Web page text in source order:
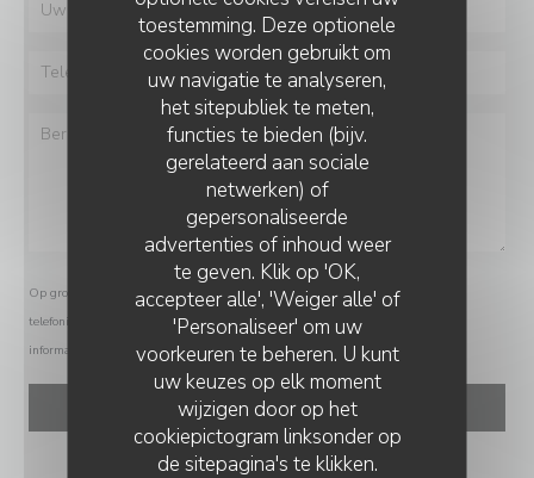
toestemming. Deze optionele
cookies worden gebruikt om
uw navigatie te analyseren,
het sitepubliek te meten,
functies te bieden (bijv.
gerelateerd aan sociale
netwerken) of
gepersonaliseerde
advertenties of inhoud weer
te geven. Klik op 'OK,
accepteer alle', 'Weiger alle' of
'Personaliseer' om uw
voorkeuren te beheren. U kunt
uw keuzes op elk moment
wijzigen door op het
cookiepictogram linksonder op
de sitepagina's te klikken.
Op grond van de privacywetgeving heeft u het recht om u af te melden voor
telefonische marketing via het Bel-me-niet Register:bel-me-niet.nl
informatie over hoe wij uw gegevens verwerken, zie ons
privacybeleid
ALMA